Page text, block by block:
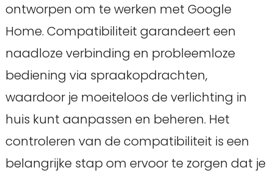
ontworpen om te werken met Google
Home. Compatibiliteit garandeert een
naadloze verbinding en probleemloze
bediening via spraakopdrachten,
waardoor je moeiteloos de verlichting in
huis kunt aanpassen en beheren. Het
controleren van de compatibiliteit is een
belangrijke stap om ervoor te zorgen dat je